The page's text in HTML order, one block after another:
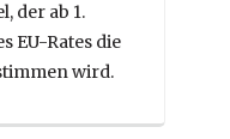
der ab 1.
EU-Rates die
wird.